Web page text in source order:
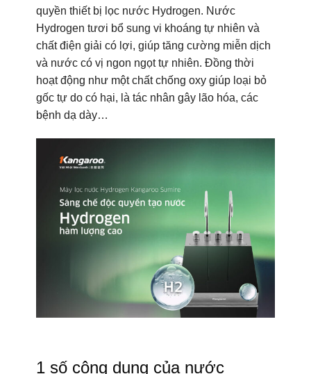
quyền thiết bị lọc nước Hydrogen. Nước
Hydrogen tươi bổ sung vi khoáng tự nhiên và
chất điện giải có lợi, giúp tăng cường miễn dịch
và nước có vị ngon ngọt tự nhiên. Đồng thời
hoạt động như một chất chống oxy giúp loại bỏ
gốc tự do có hại, là tác nhân gây lão hóa, các
bệnh dạ dày…
1 số công dụng của nước